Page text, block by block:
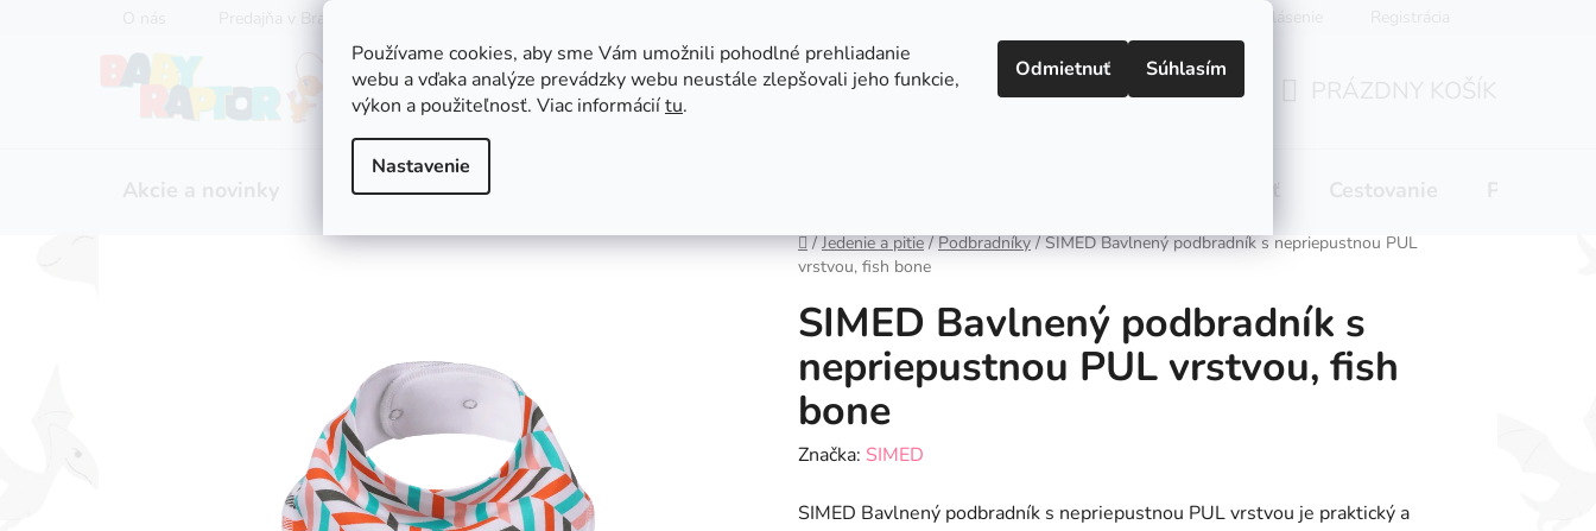
Používame cookies, aby sme Vám umožnili pohodlné prehliadanie
webu a vďaka analýze prevádzky webu neustále zlepšovali jeho funkcie,
výkon a použiteľnosť. Viac informáciítu.
Nastavenie
Odmietnuť Súhlasím
Predajňa v Bratislave Prihlásenie
Zľavy Kočíky
Domov
/ Jedenie a pitie / Podbradníky / SIMED Bavlnený podbradník s nepriepustnou PUL
vrstvou, fish bone
SIMED Bavlnený podbradník s
nepriepustnou PUL vrstvou, fish
bone
Značka: SIMED
SIMED Bavlnený podbradník s nepriepustnou PUL vrstvou je praktický a